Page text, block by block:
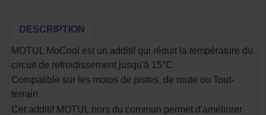
DESCRIPTION
MOTUL MoCool est un additif qui réduit la température du
circuit de refroidissement jusqu'à 15°C
Compatible sur les motos de pistes, de route ou Tout-
terrain
Cet additif MOTUL hors du commun permet d'améliorer